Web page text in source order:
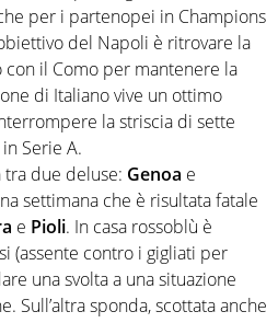
per i partenopei in Champions
del Napoli è ritrovare la
il Como per mantenere la
di Italiano vive un ottimo
la striscia di sette
Serie A.
tra due deluse: Genoa e
settimana che è risultata fatale
e Pioli. In casa rossoblù è
(assente contro i gigliati per
una svolta a una situazione
Sull’altra sponda, scottata anche